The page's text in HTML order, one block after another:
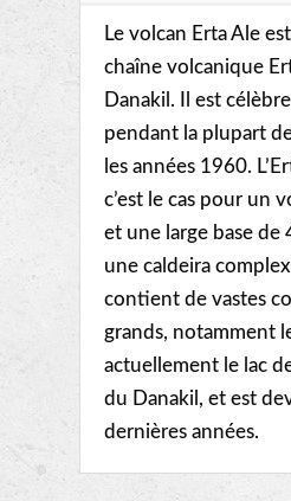
Le volcan Erta Ale
chaîne volcanique
Danakil. Il est
pendant la plupart
les années 1960.
c’est le cas pour un
et une large base de
une caldeira
contient de vastes
grands, notamment
actuellement le lac
du Danakil, et est
dernières années.